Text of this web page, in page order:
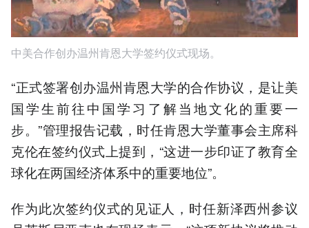
中美合作创办温州肯恩大学签约仪式现场。
“正式签署创办温州肯恩大学的合作协议，是让美
国学生前往中国学习了解当地文化的重要一
步。”管理报告记载，时任肯恩大学董事会主席科
克伦在签约仪式上提到，“这进一步印证了教育全
球化在两国经济体系中的重要地位”。
作为此次签约仪式的见证人，时任新泽西州参议